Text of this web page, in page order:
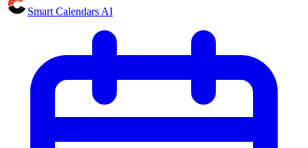
Smart Calendars AI